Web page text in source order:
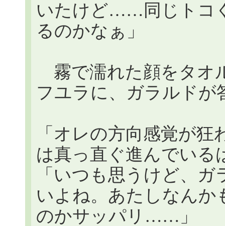
いたけど……同じトコ
るのかなぁ」
霧で濡れた顔をタオ
フユラに、ガラルドが
「オレの方向感覚が
は真っ直ぐ進んでいる
「いつも思うけど、
いよね。あたしなん
のかサッパリ……」